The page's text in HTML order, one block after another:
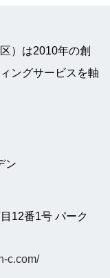
）は2010年の創
ングサービスを軸
ン
12番1号 パーク
c.com/